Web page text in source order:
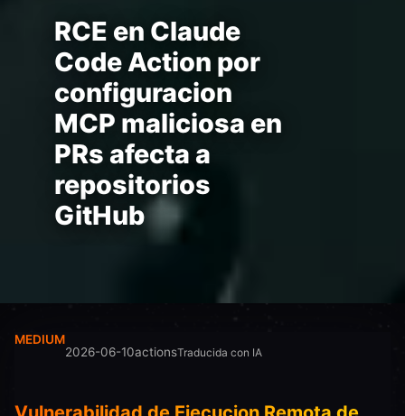
RCE en Claude
Code Action por
configuracion
MCP maliciosa en
PRs afecta a
repositorios
GitHub
MEDIUM
2026-06-10actionsTraducida con IA